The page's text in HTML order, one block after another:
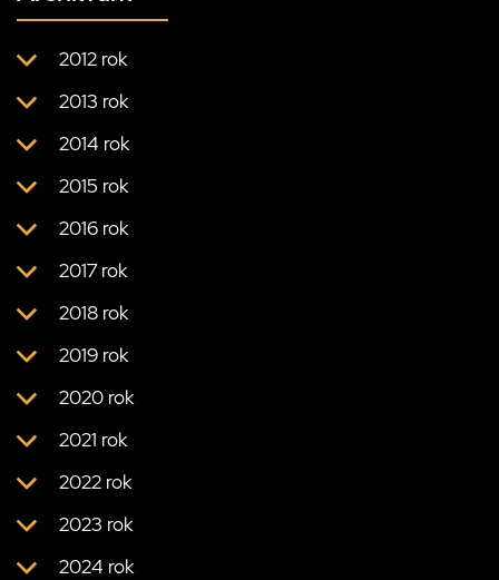
2012 rok
2013 rok
2014 rok
2015 rok
2016 rok
2017 rok
2018 rok
2019 rok
2020 rok
2021 rok
2022 rok
2023 rok
2024 rok